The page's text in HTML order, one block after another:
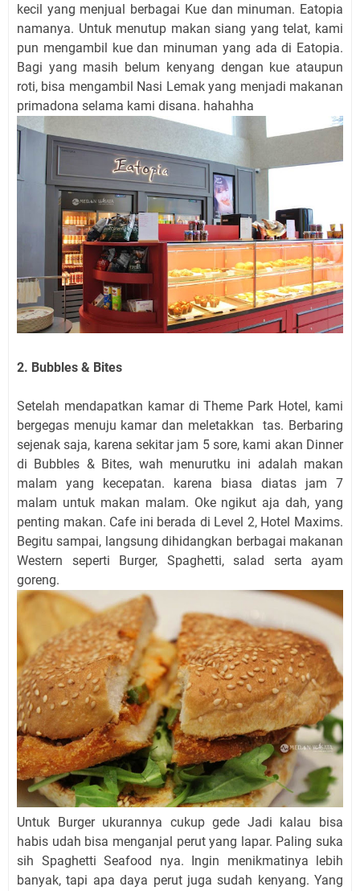
kecil yang menjual berbagai Kue dan minuman. Eatopia
namanya. Untuk menutup makan siang yang telat, kami
pun mengambil kue dan minuman yang ada di Eatopia.
Bagi yang masih belum kenyang dengan kue ataupun
roti, bisa mengambil Nasi Lemak yang menjadi makanan
primadona selama kami disana. hahahha
2. Bubbles & Bites
Setelah mendapatkan kamar di Theme Park Hotel, kami
bergegas menuju kamar dan meletakkan tas. Berbaring
sejenak saja, karena sekitar jam 5 sore, kami akan Dinner
di Bubbles & Bites, wah menurutku ini adalah makan
malam yang kecepatan. karena biasa diatas jam 7
malam untuk makan malam. Oke ngikut aja dah, yang
penting makan. Cafe ini berada di Level 2, Hotel Maxims.
Begitu sampai, langsung dihidangkan berbagai makanan
Western seperti Burger, Spaghetti, salad serta ayam
goreng.
Untuk Burger ukurannya cukup gede Jadi kalau bisa
habis udah bisa menganjal perut yang lapar. Paling suka
sih Spaghetti Seafood nya. Ingin menikmatinya lebih
banyak, tapi apa daya perut juga sudah kenyang. Yang